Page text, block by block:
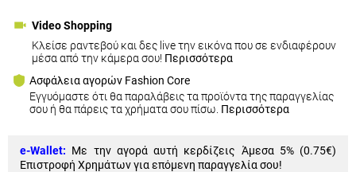
Video Shopping
Κλείσε ραντεβού και δες live την εικόνα που σε ενδιαφέρουν
μέσα από την κάμερα σου! Περισσότερα
Ασφάλεια αγορών Fashion Core
Εγγυόμαστε ότι θα παραλάβεις τα προϊόντα της παραγγελίας
σου ή θα πάρεις τα χρήματα σου πίσω. Περισσότερα
e-Wallet: Με την αγορά αυτή κερδίζεις Άμεσα 5% (0.75€)
Επιστροφή Χρημάτων για επόμενη παραγγελία σου!